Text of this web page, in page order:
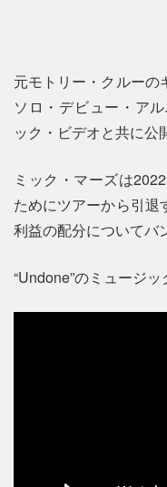
元モトリー・クルーの
ソロ・デビュー・ア
ック・ビデオと共に公
ミック・マーズは
ためにツアーから引退
利益の配分についてバ
“Undone”のミュージ